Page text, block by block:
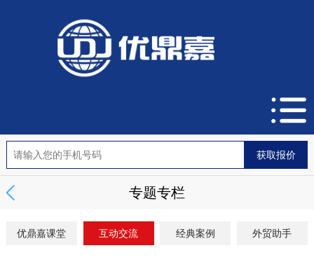
专题专栏
优鼎嘉课堂 互动交流 经典案例 外贸助手